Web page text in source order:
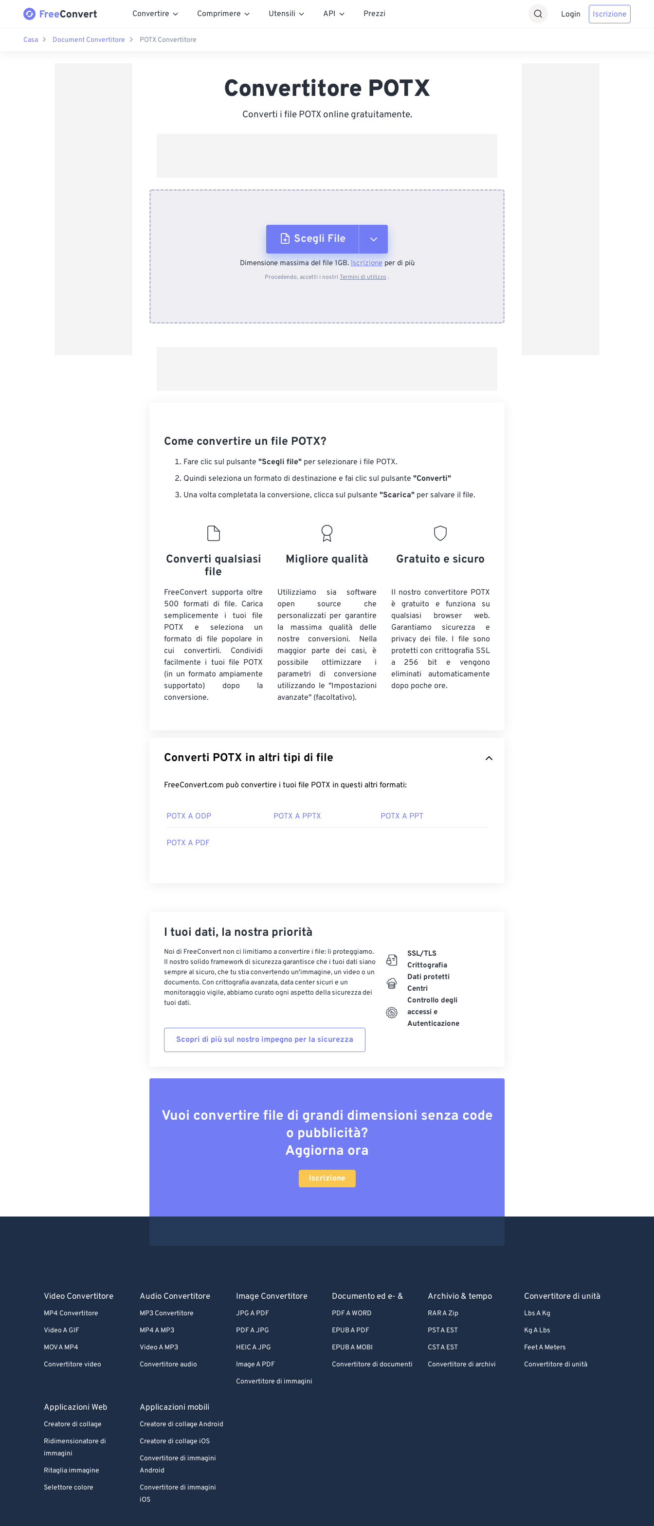
Convertire Comprimere Utensili API Prezzi Login Iscrizione
Casa Document Convertitore POTX Convertitore
Convertitore POTX
Converti i file POTX online gratuitamente.
Scegli File
Dal dispositivo
Dimensione massima del file 1GB.Iscrizioneper di più
Procedendo, accetti i nostri Termini di utilizzo .
Come convertire un file POTX?
Fare clic sul pulsante "Scegli file" per selezionare i file POTX.
Quindi seleziona un formato di destinazione e fai clic sul pulsante "Converti"
Una volta completata la conversione, clicca sul pulsante "Scarica" ​​per salvare il file.
Converti qualsiasi
file
FreeConvert supporta oltre
500 formati di file. Carica
semplicemente i tuoi file
POTX e seleziona un
formato di file popolare in
cui convertirli. Condividi
facilmente i tuoi file POTX
(in un formato ampiamente
supportato) dopo la
conversione.
Migliore qualità
Utilizziamo sia software
open source che
personalizzati per garantire
la massima qualità delle
nostre conversioni. Nella
maggior parte dei casi, è
possibile ottimizzare i
parametri di conversione
utilizzando le "Impostazioni
avanzate" (facoltativo).
Gratuito e sicuro
Il nostro convertitore POTX
è gratuito e funziona su
qualsiasi browser web.
Garantiamo sicurezza e
privacy dei file. I file sono
protetti con crittografia SSL
a 256 bit e vengono
eliminati automaticamente
dopo poche ore.
Converti POTX in altri tipi di file
FreeConvert.com può convertire i tuoi file POTX in questi altri formati:
POTX A ODP POTX A PPTX POTX A PPT
POTX A PDF
I tuoi dati, la nostra priorità
Noi di FreeConvert non ci limitiamo a convertire i file: li proteggiamo.
Il nostro solido framework di sicurezza garantisce che i tuoi dati siano
sempre al sicuro, che tu stia convertendo un'immagine, un video o un
documento. Con crittografia avanzata, data center sicuri e un
monitoraggio vigile, abbiamo curato ogni aspetto della sicurezza dei
tuoi dati.
Scopri di più sul nostro impegno per la sicurezza
SSL/TLS
Crittografia
Dati protetti
Centri
Controllo degli
accessi e
Autenticazione
Vuoi convertire file di grandi dimensioni senza code
o pubblicità?
Aggiorna ora
Iscrizione
Video Convertitore
MP4 Convertitore
Video A GIF
MOV A MP4
Convertitore video
Audio Convertitore
MP3 Convertitore
MP4 A MP3
Video A MP3
Convertitore audio
Image Convertitore
JPG A PDF
PDF A JPG
HEIC A JPG
Image A PDF
Convertitore di immagini
Documento ed e- &
PDF A WORD
EPUB A PDF
EPUB A MOBI
Convertitore di documenti
Archivio & tempo
RAR A Zip
PST A EST
CST A EST
Convertitore di archivi
Convertitore di unità
Lbs A Kg
Kg A Lbs
Feet A Meters
Convertitore di unità
Applicazioni Web
Creatore di collage
Ridimensionatore di
immagini
Ritaglia immagine
Selettore colore
Applicazioni mobili
Creatore di collage Android
Creatore di collage iOS
Convertitore di immagini
Android
Convertitore di immagini
iOS